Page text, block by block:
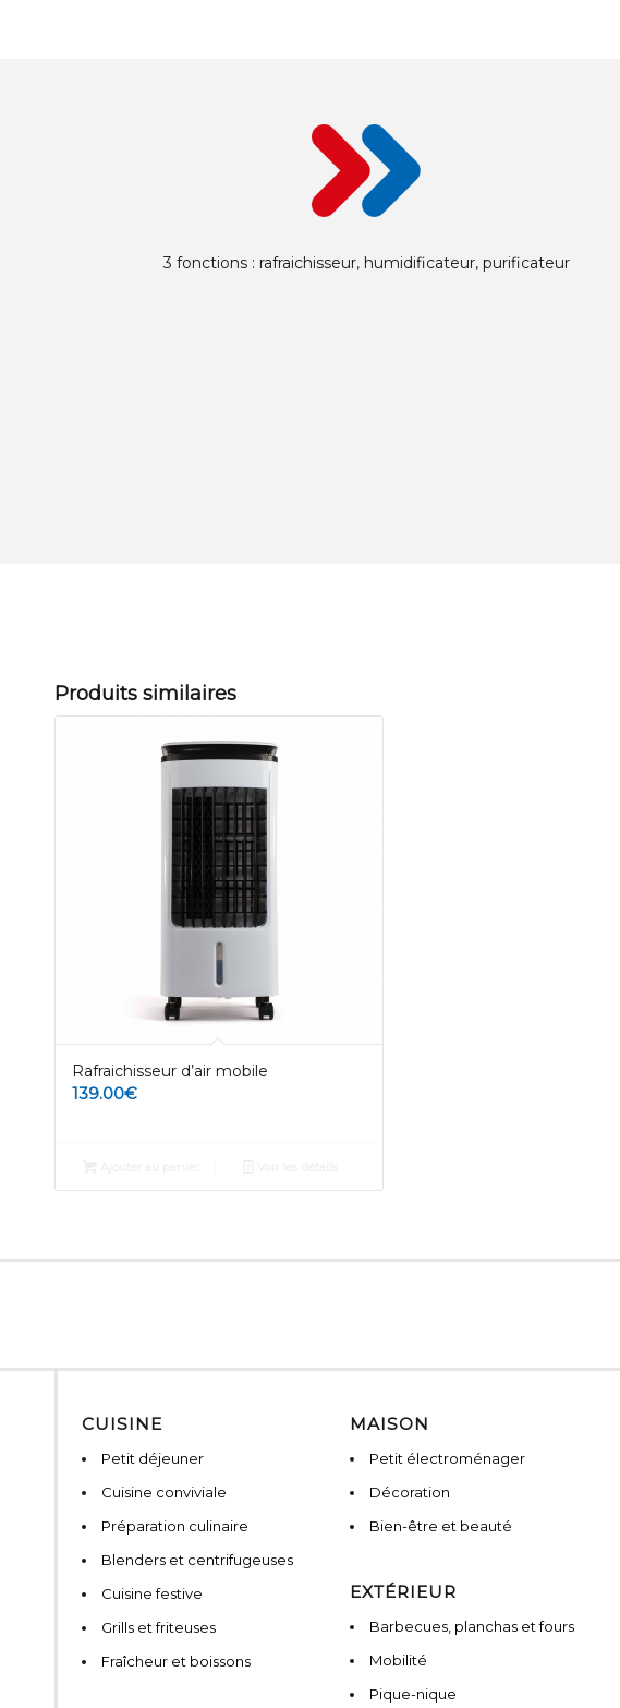
3 fonctions : rafraichisseur, humidificateur, purificateur
Produits similaires
Rafraichisseur d’air mobile
139.00€
CUISINE
Petit déjeuner
Cuisine conviviale
Préparation culinaire
Blenders et centrifugeuses
Cuisine festive
Grills et friteuses
Fraîcheur et boissons
MAISON
Petit électroménager
Décoration
Bien-être et beauté
EXTÉRIEUR
Barbecues, planchas et fours
Mobilité
Pique-nique